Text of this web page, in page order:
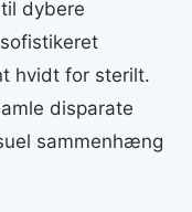
til dybere
hvidt for sterilt.
disparate
sammenhæng